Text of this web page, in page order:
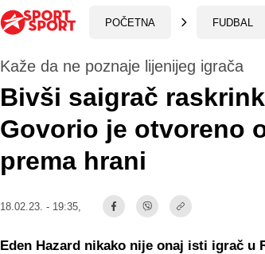
POČETNA FUDBAL
Kaže da ne poznaje lijenijeg igrača
Bivši saigrač
Govorio je otvoreno
prema hrani
18.02.23. - 19:35,
Eden Hazard nikako nije onaj isti igrač u